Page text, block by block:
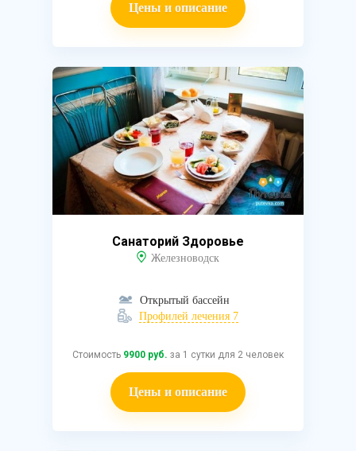
Цены и описание
Санаторий Здоровье
Железноводск
Открытый бассейн
Профилей лечения 7
Стоимость 9900 руб. за 1 сутки для 2 человек
Цены и описание